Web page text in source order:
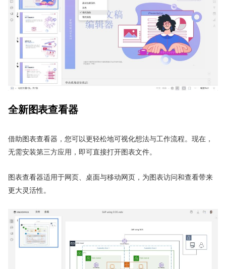
全新图表查看器
借助图表查看器，您可以更轻松地可视化想法与工作流程。现在，
无需安装第三方应用，即可直接打开图表文件。
图表查看器适用于网页、桌面与移动网页，为图表访问和查看带来
更大灵活性。